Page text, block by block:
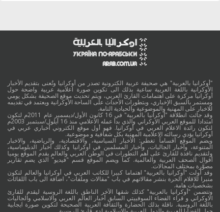
"أوكرانيا بالعربية" هي صحيفة عربية الكترونية تصدر من أوكرانيا وتُعنى بتقديم الأخبار
الأوكرانية باللغة العربية ساعية بذلك الى تكوين صورة اعلامية عربية واضحة حول
أوكرانيا مركزة على اهتمامات القارئ العربي، ويتم تحديث موقع الصحيفة بشكل يومي
ومستمر بالسبق الإخباري، وبتطورات الأحداث على الساحة الأوكرانية ويعتمد في تقديمه
للاخبار على المهنية والموضوعية والحيادية التامة.
وقد جائت انطلاقة "أوكرانيا بالعربية" في 16 كانون الأول/ديسمبر عام 2011م لتكون
امتدادا للموقع العربي الاوكراني والذي بدأ عمله الاعلامي منذ 16 أيلول/سبتمبر 2003م
لتكون رائدة الاعلام العربي في أوكرانيا. فهو أول موقع الكتروني أخباري عربي في
أوكرانيا يؤدي رسالته الاعلامية المهنية بكل شفافية و موضوعية.
ويضم الموقع أقساماً تغطي: الأخبار السياسية، والاقتصادية، والرياضية، والاخبار
المتنوعة، وأخبار الجاليات، وأخبار المسلمين في أوكرانيا وكذلك أخبار الدبلوماسية،
ولتقديم نافذة للقارئ على أهم التطورات في الوطن العربي والعالم يقدم الموقع يوميا
أقوال الصحف العربية والعالمية. كما ويضم الموقع قسم "فيديو" الذي يضم تقارير
مصوَّرة بمختلف المجالات.
وقد أولت "أوكرانيا بالعربية" اهتماما كبيرا للكاتب العربي في أوكرانيا والعالم لتكون
منبرا للاقلام الحرة بنشر مقالاتهم في باب "مقالات وملفات"، اضافة الى باب اللقائات
بشخصيات هامة.
وتتضمن "أوكرانيا بالعربية" كذلك شقها الآخر الناطق باللغة الروسية ليقدم للقارئ
الاوكراني و قراء الفضاء السوفييتي السابق أخبار العالم العربي والاسلامي والجاليات
باللغة الروسية. ناقلة بذلك الحضارة والثقافة العربية الصحيحة لتكوين صورة ايجابية